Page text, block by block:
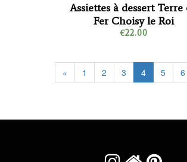
Assiettes à dessert Terre
Fer Choisy le Roi
€22.00
« 1 2 3 4 5 6